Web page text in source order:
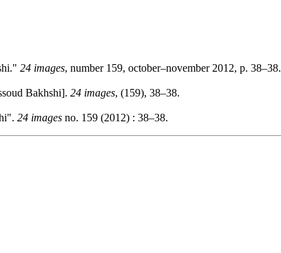
24 images, number 159, october–november 2012, p. 38–38.
Bakhshi]. 24 images, (159), 38–38.
24 images no. 159 (2012) : 38–38.